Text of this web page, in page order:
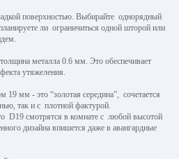
поверхностью. Выбирайте однорядный
ли ограничиться одной шторой или
металла 0.6 мм. Это обеспечивает
утяжеления.
19 мм - это “золотая середина”, сочетается
так и с плотной фактурой.
D19 смотрятся в комнате с любой высотой
дизайна впишется даже в авангардные